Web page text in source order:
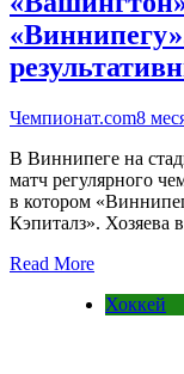
Чемпионат.com8
В Виннипеге на
матч регулярного
в котором
Кэпиталз». Хозяева
Read More
Хоккей